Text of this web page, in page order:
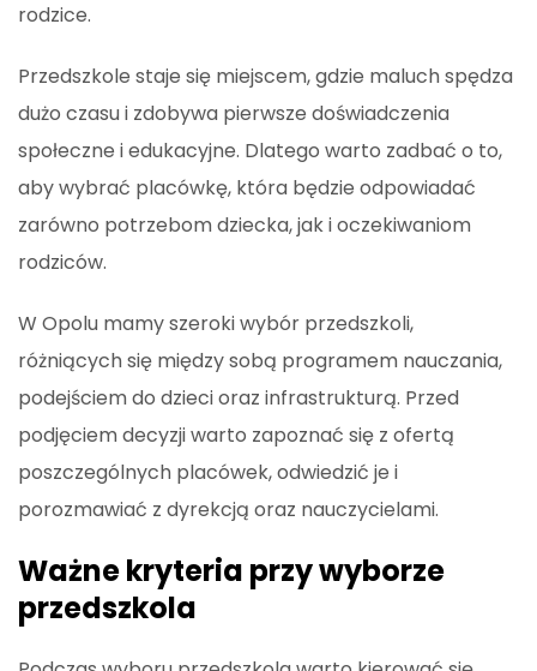
rodzice.
Przedszkole staje się miejscem, gdzie maluch spędza
dużo czasu i zdobywa pierwsze doświadczenia
społeczne i edukacyjne. Dlatego warto zadbać o to,
aby wybrać placówkę, która będzie odpowiadać
zarówno potrzebom dziecka, jak i oczekiwaniom
rodziców.
W Opolu mamy szeroki wybór przedszkoli,
różniących się między sobą programem nauczania,
podejściem do dzieci oraz infrastrukturą. Przed
podjęciem decyzji warto zapoznać się z ofertą
poszczególnych placówek, odwiedzić je i
porozmawiać z dyrekcją oraz nauczycielami.
Ważne kryteria przy wyborze
przedszkola